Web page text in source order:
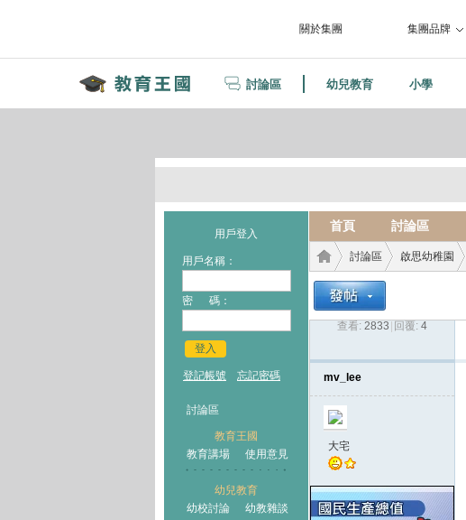
關於集團 集團品牌
討論區 幼兒教育 小學
用戶登入
用戶名稱：
密 碼：
登入
登記帳號 忘記密碼
討論區
教育王國
教育講場
使用意見
幼兒教育
幼校討論
幼教雜談
首頁 討論區
王國
討論區
›
啟思幼稚園
查看: 2833 回覆: 4
mv_lee
大宅